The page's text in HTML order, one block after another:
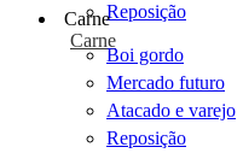
Reposição
Carne
Carne
Boi gordo
Mercado futuro
Atacado e varejo
Reposição